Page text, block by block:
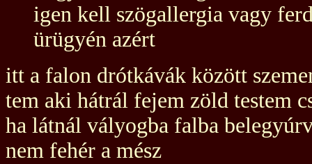
igen kell szögallergia vagy
ürügyén azért
itt a falon drótkávák között
tem aki hátrál fejem zöld testem
ha látnál vályogba falba
nem fehér a mész